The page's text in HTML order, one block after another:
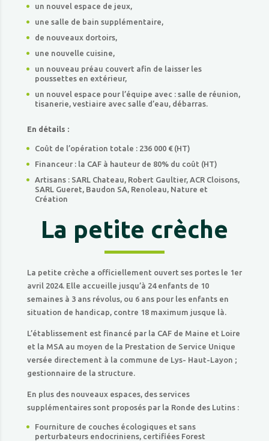
un nouvel espace de jeux,
une salle de bain supplémentaire,
de nouveaux dortoirs,
une nouvelle cuisine,
un nouveau préau couvert afin de laisser les
poussettes en extérieur,
un nouvel espace pour l’équipe avec : salle de réunion,
tisanerie, vestiaire avec salle d’eau, débarras.
En détails :
Coût de l’opération totale : 236 000 € (HT)
Financeur : la CAF à hauteur de 80% du coût (HT)
Artisans : SARL Chateau, Robert Gaultier, ACR Cloisons,
SARL Gueret, Baudon SA, Renoleau, Nature et
Création
La petite crèche
La petite crèche a officiellement ouvert ses portes le 1er
avril 2024. Elle accueille jusqu’à 24 enfants de 10
semaines à 3 ans révolus, ou 6 ans pour les enfants en
situation de handicap, contre 18 maximum jusque là.
L’établissement est financé par la CAF de Maine et Loire
et la MSA au moyen de la Prestation de Service Unique
versée directement à la commune de Lys- Haut-Layon ;
gestionnaire de la structure.
En plus des nouveaux espaces, des services
supplémentaires sont proposés par la Ronde des Lutins :
Fourniture de couches écologiques et sans
perturbateurs endocriniens, certifiées Forest